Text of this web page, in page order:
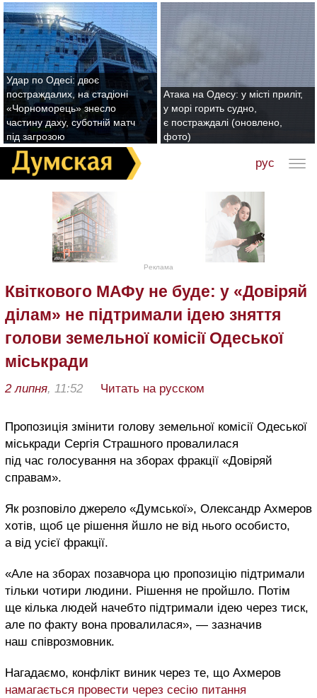
Удар по Одесі: двоє
постраждалих, на стадіоні
«Чорноморець» знесло
частину даху, суботній матч
під загрозою
Атака на Одесу: у місті приліт,
у морі горить судно,
є постраждалі (оновлено,
фото)
рус
Реклама
Квіткового МАФу не буде: у «Довіряй
ділам» не підтримали ідею зняття
голови земельної комісії Одеської
міськради
2 липня, 11:52 Читать на русском
Пропозиція змінити голову земельної комісії Одеської
міськради Сергія Страшного провалилася
під час голосування на зборах фракції «Довіряй
справам».
Як розповіло джерело «Думської», Олександр Ахмеров
хотів, щоб це рішення йшло не від нього особисто,
а від усієї фракції.
«Але на зборах позавчора цю пропозицію підтримали
тільки чотири людини. Рішення не пройшло. Потім
ще кілька людей начебто підтримали ідею через тиск,
але по факту вона провалилася», — зазначив
наш співрозмовник.
Нагадаємо, конфлікт виник через те, що Ахмеров
намагається провести через сесію питання